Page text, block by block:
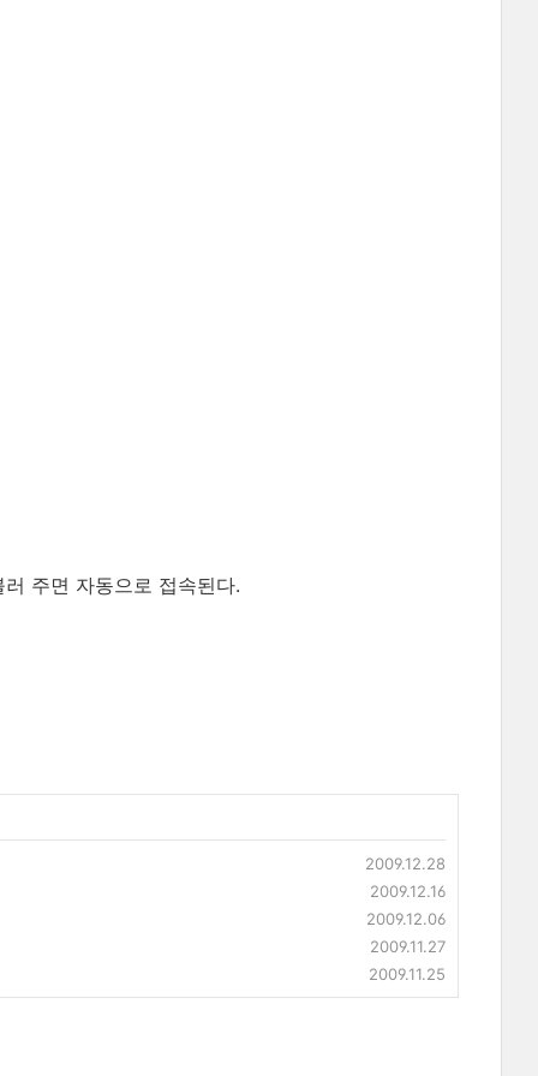
주면 자동으로 접속된다.
2009.12.28
2009.12.16
2009.12.06
2009.11.27
2009.11.25